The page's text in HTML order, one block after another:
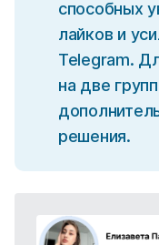
способных
лайков и
Telegram.
на две
решения.